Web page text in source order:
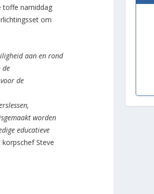
toffe namiddag
om
aan en rond
de
de
worden
educatieve
Steve